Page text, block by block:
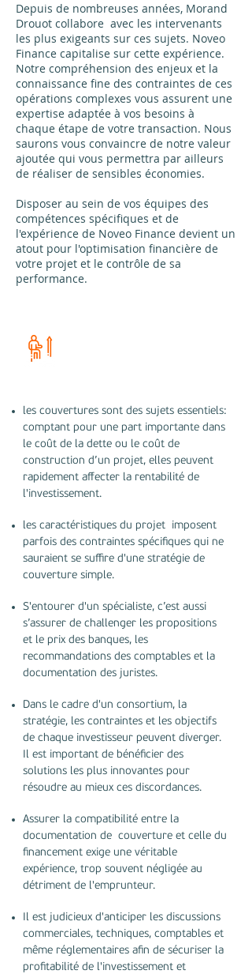
Depuis de nombreuses années, Morand
Drouot collabore avec les intervenants
les plus exigeants sur ces sujets. Noveo
Finance capitalise sur cette expérience.
Notre compréhension des enjeux et la
connaissance fine des contraintes de ces
opérations complexes vous assurent une
expertise adaptée à vos besoins à
chaque étape de votre transaction. Nous
saurons vous convaincre de notre valeur
ajoutée qui vous permettra par ailleurs
de réaliser de sensibles économies.
Disposer au sein de vos équipes des
compétences spécifiques et de
l'expérience de Noveo Finance devient un
atout pour l'optimisation financière de
votre projet et le contrôle de sa
performance.
les couvertures sont des sujets essentiels:
comptant pour une part importante dans
le coût de la dette ou le coût de
construction d’un projet, elles peuvent
rapidement affecter la rentabilité de
l'investissement.
les caractéristiques du projet imposent
parfois des contraintes spécifiques qui ne
sauraient se suffire d'une stratégie de
couverture simple.
S'entourer d'un spécialiste, c’est aussi
s’assurer de challenger les propositions
et le prix des banques, les
recommandations des comptables et la
documentation des juristes.
Dans le cadre d'un consortium, la
stratégie, les contraintes et les objectifs
de chaque investisseur peuvent diverger.
Il est important de bénéficier des
solutions les plus innovantes pour
résoudre au mieux ces discordances.
Assurer la compatibilité entre la
documentation de couverture et celle du
financement exige une véritable
expérience, trop souvent négligée au
détriment de l'emprunteur.
Il est judicieux d'anticiper les discussions
commerciales, techniques, comptables et
même réglementaires afin de sécuriser la
profitabilité de l'investissement et